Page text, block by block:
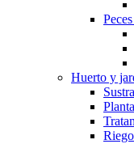
Huerto y
Riego